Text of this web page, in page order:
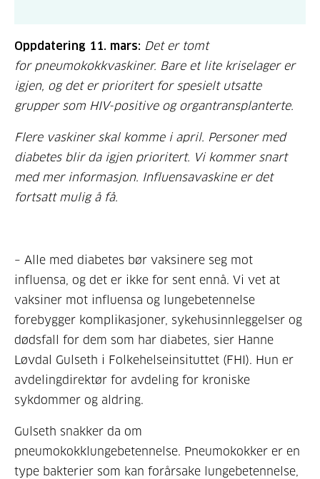
Oppdatering 11. mars: Det er tomt
for pneumokokkvaskiner. Bare et lite kriselager er
igjen, og det er prioritert for spesielt utsatte
grupper som HIV-positive og organtransplanterte.
Flere vaskiner skal komme i april. Personer med
diabetes blir da igjen prioritert. Vi kommer snart
med mer informasjon. Influensavaskine er det
fortsatt mulig å få.
– Alle med diabetes bør vaksinere seg mot
influensa, og det er ikke for sent ennå. Vi vet at
vaksiner mot influensa og lungebetennelse
forebygger komplikasjoner, sykehusinnleggelser og
dødsfall for dem som har diabetes, sier Hanne
Løvdal Gulseth i Folkehelseinsituttet (FHI). Hun er
avdelingdirektør for avdeling for kroniske
sykdommer og aldring.
Gulseth snakker da om
pneumokokklungebetennelse. Pneumokokker er en
type bakterier som kan forårsake lungebetennelse,